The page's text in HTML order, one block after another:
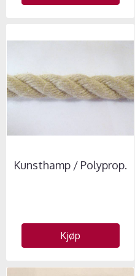
Kunsthamp / Polyprop.
Kjøp